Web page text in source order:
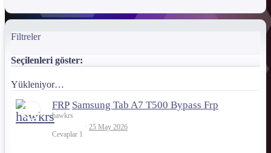
Filtreler
Seçilenleri göster:
Yükleniyor…
FRP Samsung Tab A7 T500 Bypass Frp
hawkrs
Cevaplar 1
25 May 2026